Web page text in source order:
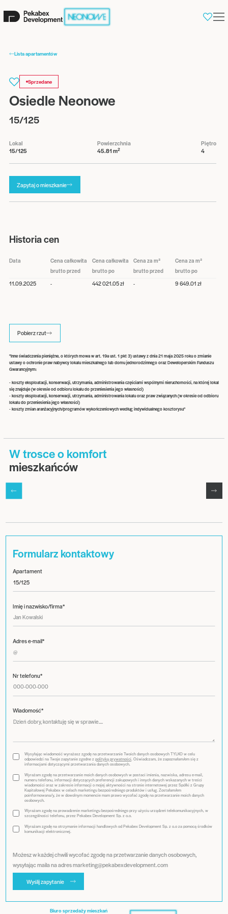
0
Lista apartamentów
Sprzedane
Osiedle Neonowe
15/125
Lokal
15/125
Powierzchnia
45.81 m2
Piętro
4
Zapytaj o mieszkanie
Historia cen
Data
Cena całkowita
brutto przed
Cena całkowita
brutto po
Cena za m²
brutto przed
Cena za m²
brutto po
11.09.2025
- 442 021.05 zł - 9 649.01 zł
Pobierz rzut
"Inne świadczenia pieniężne, o których mowa w art. 19a ust. 1 pkt 3) ustawy z dnia 21 maja 2025 roku o zmianie
ustawy o ochronie praw nabywcy lokalu mieszkalnego lub domu jednorodzinnego oraz Deweloperskim Funduszu
Gwarancyjnym:
- koszty eksploatacji, konserwacji, utrzymania, administrowania częściami wspólnymi nieruchomości, na której lokal
się znajduje (w okresie od odbioru lokalu do przeniesienia jego własności)
- koszty eksploatacji, konserwacji, utrzymania, administrowania lokalu oraz praw związanych (w okresie od odbioru
lokalu do przeniesienia jego własności)
- koszty zmian aranżacyjnych/programów wykończeniowych według indywidualnego kosztorysu"
W trosce o komfort
mieszkańców
Biuro sprzedaży mieszkań
Formularz kontaktowy
Apartament
Imię i nazwisko/firma*
Adres e-mail*
Nr telefonu*
Wiadomość*
Wysyłając wiadomość wyrażasz zgodę na przetwarzanie Twoich danych osobowych TYLKO w celu
odpowiedzi na Twoje zapytanie zgodne zpolityką prywatności. Oświadczam, że zapoznałam/em się z
informacjami dotyczącymi przetwarzania danych osobowych.
Wyrażam zgodę na przetwarzanie moich danych osobowych w postaci imienia, nazwiska, adresu e-mail,
numeru telefonu, informacji dotyczących preferencji zakupowych i innych danych wskazanych w treści
wiadomości oraz w zakresie informacji o mojej aktywności na stronie internetowej przez Spółki z Grupy
Kapitałowej Pekabex w celach marketingu bezpośredniego produktów i usług. Zostałam/em
poinformowana/y, że w dowolnym momencie mam prawo wycofać zgodę na przetwarzanie moich danych
osobowych.
Wyrażam zgodę na prowadzenie marketingu bezpośredniego przy użyciu urządzeń telekomunikacyjnych, w
szczególności telefonu, przez Pekabex Development Sp. z o.o.
Wyrażam zgodę na otrzymanie informacji handlowych od Pekabex Development Sp. z o.o za pomocą środków
komunikacji elektronicznej.
Możesz w każdej chwili wycofać zgodę na przetwarzanie danych osobowych,
wysyłając maila na adres marketing@pekabexdevelopment.com
Wyślij zapytanie